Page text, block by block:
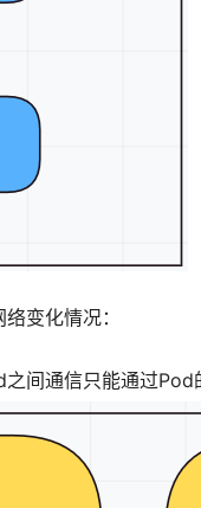
变化情况：
间通信只能通过